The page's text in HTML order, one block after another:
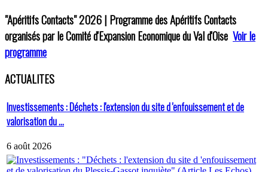
"Apéritifs Contacts"2026 | Programme des Apéritifs Contacts
organisés par le Comité d'Expansion Economique du Val d'Oise Voir le
programme
ACTUALITES
Investissements : Déchets : l'extension du site d 'enfouissement et de
valorisation du ...
6 août 2026